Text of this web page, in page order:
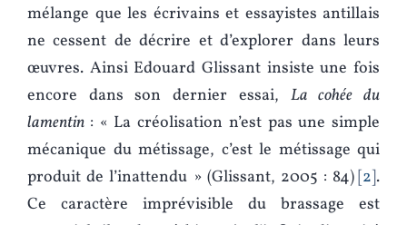
mélange que les écrivains et essayistes antillais
ne cessent de décrire et d’explorer dans leurs
œuvres. Ainsi Edouard Glissant insiste une fois
encore dans son dernier essai, La cohée du
lamentin : « La créolisation n’est pas une simple
mécanique du métissage, c’est le métissage qui
produit de l’inattendu » (Glissant, 2005 : 84) 2 .
Ce caractère imprévisible du brassage est